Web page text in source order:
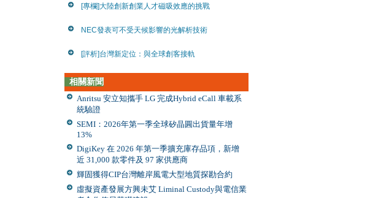
[專欄]大陸創新創業人才磁吸效應的挑戰
NEC發表可不受天候影響的光解析技術
[評析]台灣新定位：與全球創客接軌
相關新聞
Anritsu 安立知攜手 LG 完成Hybrid eCall 車載系
統驗證
SEMI：2026年第一季全球矽晶圓出貨量年增
13%
DigiKey 在 2026 年第一季擴充庫存品項，新增
近 31,000 款零件及 97 家供應商
輝固獲得CIP台灣離岸風電大型地質探勘合約
虛擬資產發展方興未艾 Liminal Custody與電信業